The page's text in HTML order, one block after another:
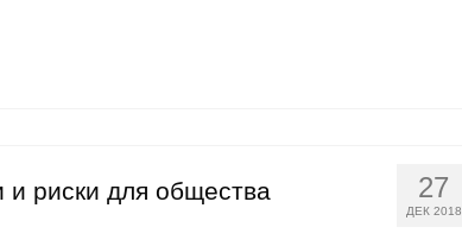
27
ДЕК 2018
и риски для общества